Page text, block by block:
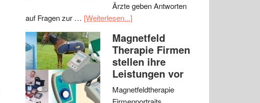
Ärzte geben Antworten
auf Fragen zur … [Weiterlesen...]
Magnetfeld
Therapie Firmen
stellen ihre
Leistungen vor
Magnetfeldtherapie